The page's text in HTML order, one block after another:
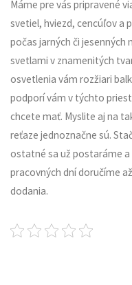
Máme pre vás pripravené
svetiel, hviezd, cencúľov a
počas jarných či
svetlami v znamenitých
osvetlenia vám rozžiari
podporí vám v týchto
chcete mať. Myslite aj na
reťaze jednoznačne sú.
ostatné sa už postaráme
pracovných dní doručíme
dodania.